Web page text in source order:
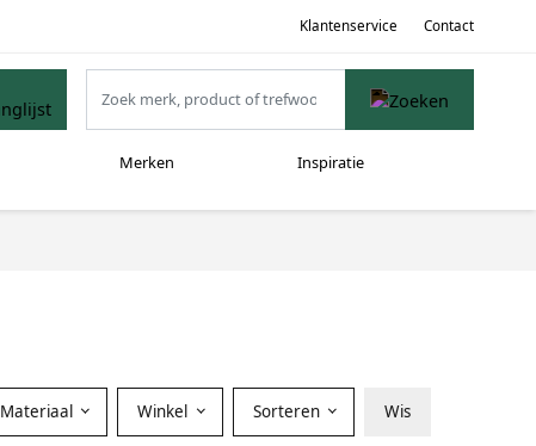
Klantenservice Contact
Merken Inspiratie
Materiaal Winkel Sorteren Wis